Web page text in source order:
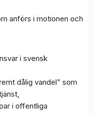
anförs i motionen och
i svensk
dålig vandel” som
i offentliga